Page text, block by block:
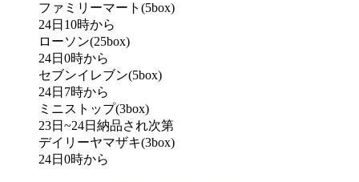
ファミリーマート(5box)
24日10時から
ローソン(25box)
24日0時から
セブンイレブン(5box)
24日7時から
ミニストップ(3box)
23日~24日納品され次第
デイリーヤマザキ(3box)
24日0時から